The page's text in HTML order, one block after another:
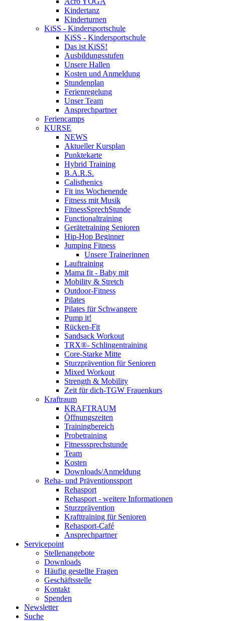
Kindertanz
Kinderturnen
KiSS - Kindersportschule
KiSS - Kindersportschule
Das ist KiSS!
Ausbildungsstufen
Unsere Hallen
Kosten und Anmeldung
Stundenplan
Ferienregelung
Unser Team
Ansprechpartner
Feriencamps
KURSE
NEWS
Aktueller Kursplan
Punktekarte
Hybrid Training
B.A.R.S.
Calisthenics
Fit ins Wochenende
Fitness mit Musik
FitnessSprechStunde
Functionaltraining
Gerätetraining Senioren
Hip-Hop Beginner
Jumping Fitness
Unsere Trainerinnen
Lauftraining
Mama fit - Baby mit
Mobility & Stretch
Outdoor-Fitness
Pilates
Pilates für Schwangere
Pump it!
Rücken-Fit
Sandsack Workout
TRX®- Schlingentraining
Core-Starke Mitte
Sturzprävention für Senioren
Mixed Workout
Strength & Mobility
Zeit für dich-TGW Frauenkurs
Kraftraum
KRAFTRAUM
Öffnungszeiten
Trainingbereich
Probetraining
Fitnesssprechstunde
Team
Kosten
Downloads/Anmeldung
Reha- und Präventionssport
Rehasport
Rehasport - weitere Informationen
Sturzprävention
Krafttraining für Senioren
Rehasport-Café
Ansprechpartner
Servicepoint
Stellenangebote
Downloads
Häufig gestellte Fragen
Geschäftsstelle
Kontakt
Spenden
Newsletter
Suche